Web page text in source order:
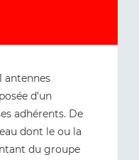
antennes
d’un
adhérents. De
dont le ou la
du groupe